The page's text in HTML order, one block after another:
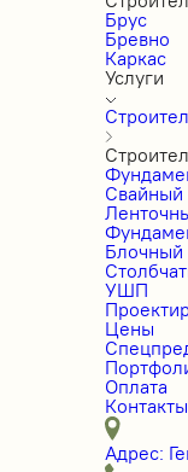
Брус
Бревно
Каркас
Услуги
Свайный
Блочный
УШП
Цены
Оплата
Контакты
Адрес: